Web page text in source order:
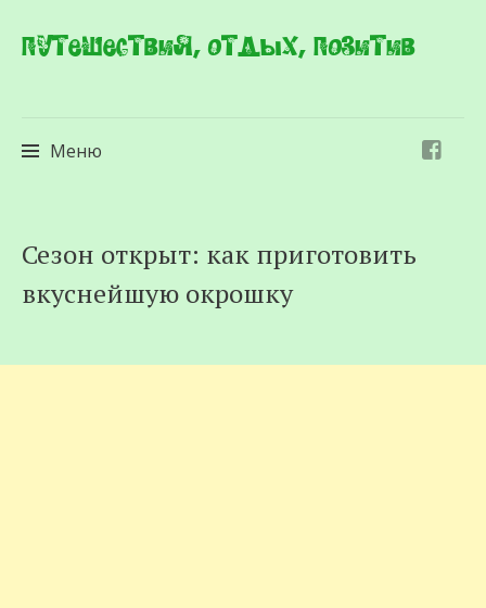
Путешествия, отдых, позитив
Меню
к
содержимому
Сезон открыт: как приготовить
вкуснейшую окрошку